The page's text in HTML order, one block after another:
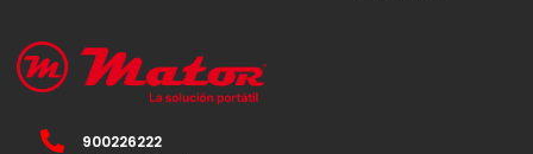
900226222